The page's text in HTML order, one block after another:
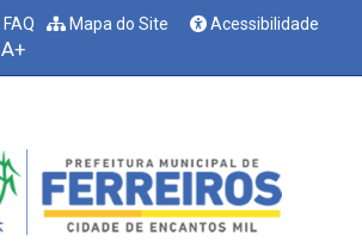
FAQ Mapa do Site
Acessibilidade
A+